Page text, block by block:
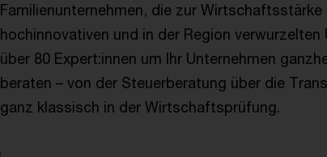
Familienunternehmen, die zur
hochinnovativen und in der Region
über 80 Expert:innen um Ihr Unternehmen
beraten – von der Steuerberatung über die
ganz klassisch in der Wirtschaftsprüfung.